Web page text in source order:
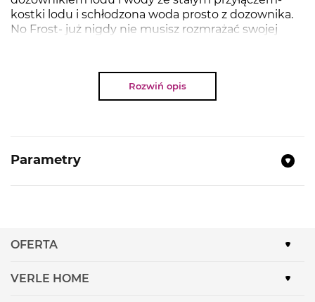
kostki lodu i schłodzona woda prosto z dozownika.
No Frost- już nigdy nie musisz rozmrażać swojej
w Twojej lodówce.
Kolor: Czarny
Supermrożenie
Rozwiń opis
Parametry
OFERTA
VERLE HOME